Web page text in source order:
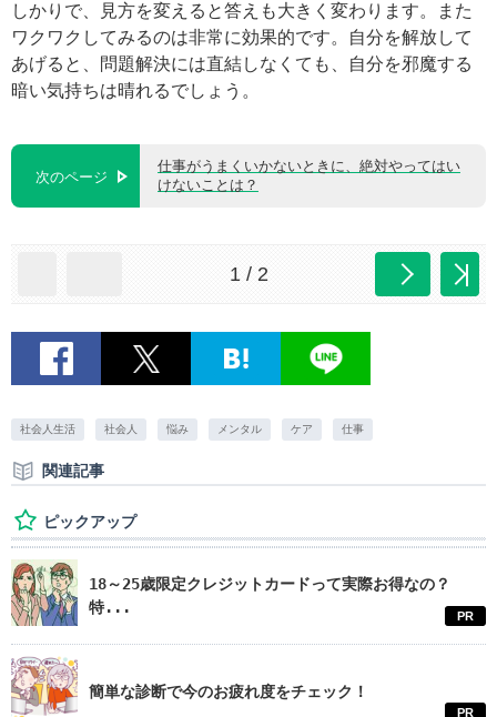
しかりで、見方を変えると答えも大きく変わります。また
ワクワクしてみるのは非常に効果的です。自分を解放して
あげると、問題解決には直結しなくても、自分を邪魔する
暗い気持ちは晴れるでしょう。
次のページ
仕事がうまくいかないときに、絶対やってはい
けないことは？
1 / 2
社会人生活 社会人 悩み メンタル ケア 仕事
関連記事
ピックアップ
18～25歳限定クレジットカードって実際お得なの？
特...
PR
簡単な診断で今のお疲れ度をチェック！
PR